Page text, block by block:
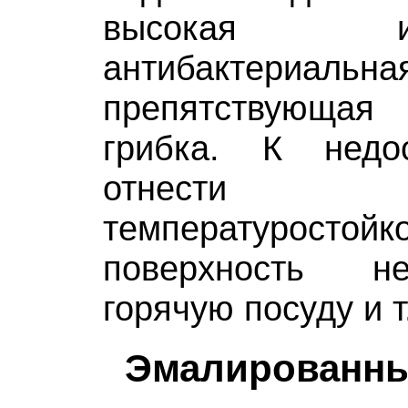
высокая
препятствующая
грибка. К
поверхность
горячую посуду и